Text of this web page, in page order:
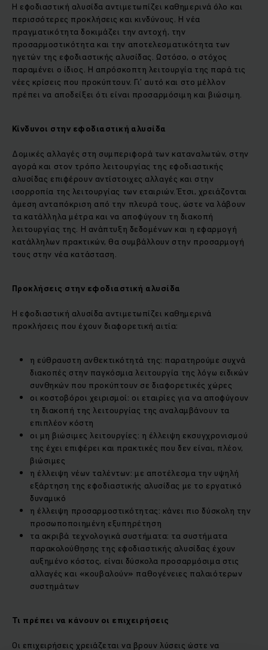
Η εφοδιαστική αλυσίδα αντιμετωπίζει καθημερινά όλο και
περισσότερες προκλήσεις και κινδύνους. Η νέα
πραγματικότητα δοκιμάζει την αντοχή, την
προσαρμοστικότητα και την αποτελεσματικότητα των
ηγετών της εφοδιαστικής αλυσίδας. Ωστόσο, ο στόχος
παραμένει ο ίδιος. Η απρόσκοπτη λειτουργία της παρά τις
νέες κρίσεις που προκύπτουν. Γι’ αυτό και στο μέλλον
πρέπει να αποδείξει ότι είναι προσαρμόσιμη και βιώσιμη.
Κίνδυνοι στην εφοδιαστική αλυσίδα
Δομικές αλλαγές στη συμπεριφορά των καταναλωτών, στην
αγορά και στον τρόπο λειτουργίας της εφοδιαστικής
αλυσίδας επιφέρουν αντίστοιχες αλλαγές και στην
ισορροπία της λειτουργίας των εταιριών. Έτσι, χρειάζονται
άμεση ανταπόκριση από την πλευρά τους, ώστε να λάβουν
τα κατάλληλα μέτρα και να αποφύγουν τη διακοπή
λειτουργίας της. Η ανάπτυξη δεδομένων και η εφαρμογή
κατάλληλων πρακτικών, θα συμβάλλουν στην προσαρμογή
τους στην νέα κατάσταση.
Προκλήσεις στην εφοδιαστική αλυσίδα
Η εφοδιαστική αλυσίδα αντιμετωπίζει καθημερινά
προκλήσεις που έχουν διαφορετική αιτία:
η εύθραυστη ανθεκτικότητά της: παρατηρούμε συχνά
διακοπές στην παγκόσμια λειτουργία της λόγω ειδικών
συνθηκών που προκύπτουν σε διαφορετικές χώρες
οι κοστοβόροι χειρισμοί: οι εταιρίες για να αποφύγουν
τη διακοπή της λειτουργίας της αναλαμβάνουν τα
επιπλέον κόστη
οι μη βιώσιμες λειτουργίες: η έλλειψη εκσυγχρονισμού
της έχει επιφέρει και πρακτικές που δεν είναι, πλέον,
βιώσιμες
η έλλειψη νέων ταλέντων: με αποτέλεσμα την υψηλή
εξάρτηση της εφοδιαστικής αλυσίδας με το εργατικό
δυναμικό
η έλλειψη προσαρμοστικότητας: κάνει πιο δύσκολη την
προσωποποιημένη εξυπηρέτηση
τα ακριβά τεχνολογικά συστήματα: τα συστήματα
παρακολούθησης της εφοδιαστικής αλυσίδας έχουν
αυξημένο κόστος, είναι δύσκολα προσαρμόσιμα στις
αλλαγές και «κουβαλούν» παθογένειες παλαιότερων
συστημάτων
Τι πρέπει να κάνουν οι επιχειρήσεις
Οι επιχειρήσεις χρειάζεται να βρουν λύσεις ώστε να